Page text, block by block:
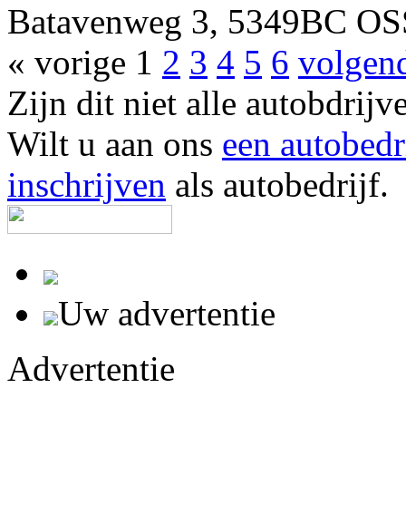
Batavenweg 3, 5349BC
« vorige 1 2 3 4 5 6
Zijn dit niet alle
Wilt u aan ons een
inschrijven als autobedrijf.
Uw advertentie
Advertentie